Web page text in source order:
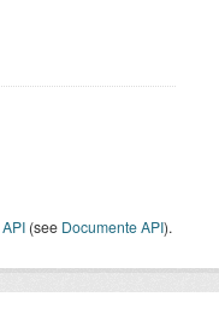
API (see Documente API).